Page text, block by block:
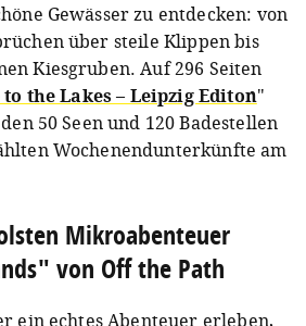
Gewässer zu entdecken: von
über steile Klippen bis
Kiesgruben. Auf 296 Seiten
to the Lakes – Leipzig Editon"
50 Seen und 120 Badestellen
Wochenendunterkünfte am
Mikroabenteuer
von Off the Path
ein echtes Abenteuer erleben,